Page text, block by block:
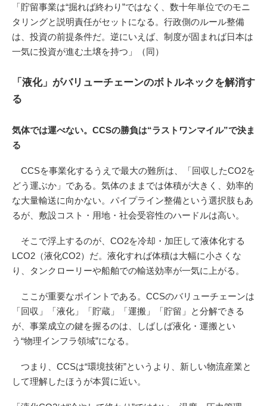
「貯留事業は“掘れば終わり”ではなく、数十年単位でのモニ
タリングと説明責任がセットになる。行政側のルール整備
は、投資の前提条件だ。逆にいえば、制度が固まれば日本は
一気に投資が進む土壌を持つ」（同）
「液化」がバリューチェーンのボトルネックを解消す
る
気体では運べない。CCSの勝負は“ラストワンマイル”で決ま
る
CCSを事業化するうえで最大の難所は、「回収したCO2を
どう運ぶか」である。気体のままでは体積が大きく、効率的
な大量輸送に向かない。パイプライン整備という選択肢もあ
るが、敷設コスト・用地・社会受容性のハードルは高い。
そこで浮上するのが、CO2を冷却・加圧して液体化する
LCO2（液化CO2）だ。液化すれば体積は大幅に小さくな
り、タンクローリーや船舶での輸送効率が一気に上がる。
ここが重要なポイントである。CCSのバリューチェーンは
「回収」「液化」「貯蔵」「運搬」「貯留」と分解できる
が、事業成立の鍵を握るのは、しばしば液化・運搬とい
う“物理インフラ領域”になる。
つまり、CCSは“環境技術”というより、新しい物流産業と
して理解したほうが本質に近い。